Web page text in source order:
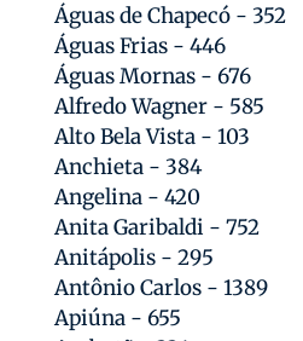
Águas de Chapecó - 352
Águas Frias - 446
Águas Mornas - 676
Alfredo Wagner - 585
Alto Bela Vista - 103
Anchieta - 384
Angelina - 420
Anita Garibaldi - 752
Anitápolis - 295
Antônio Carlos - 1389
Apiúna - 655